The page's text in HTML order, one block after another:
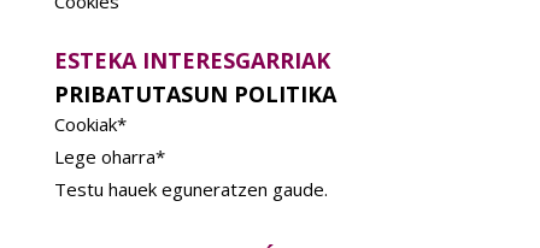
ESTEKA INTERESGARRIAK
PRIBATUTASUN POLITIKA
Cookiak*
Lege oharra*
Testu hauek eguneratzen gaude.